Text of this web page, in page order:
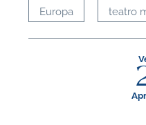
Europa teatro